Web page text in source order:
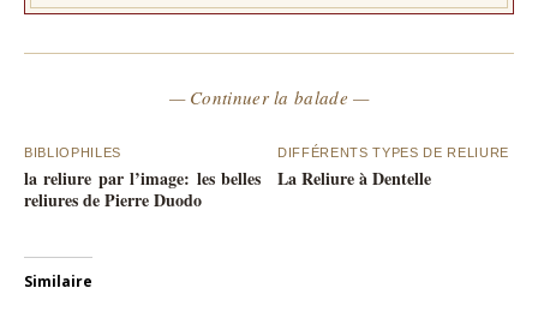
— Continuer la balade —
BIBLIOPHILES
la reliure par l’image: les belles
reliures de Pierre Duodo
DIFFÉRENTS TYPES DE RELIURE
La Reliure à Dentelle
Similaire